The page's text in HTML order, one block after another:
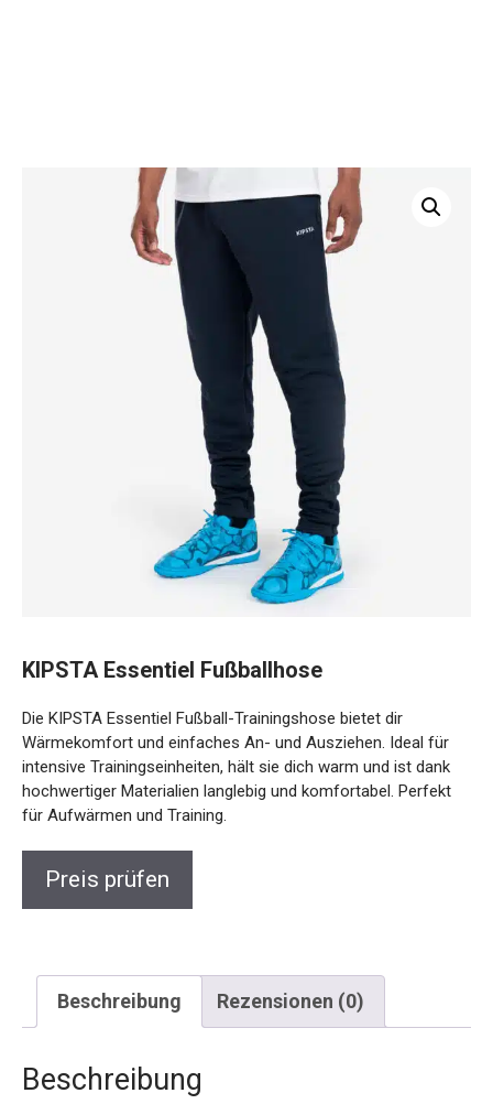
Wärmekomfort und einfaches An- und Ausziehen. Ideal für
intensive Trainingseinheiten, hält sie dich warm und ist dank
hochwertiger Materialien langlebig und komfortabel. Perfekt
für Aufwärmen und Training.
Beschreibung Rezensionen (0)
Beschreibung